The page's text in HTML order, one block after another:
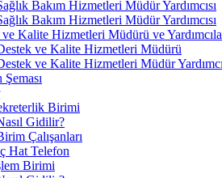
Bakım Hizmetleri Müdür Yardımcısı
Bakım Hizmetleri Müdür Yardımcısı
Kalite Hizmetleri Müdürü ve
ve Kalite Hizmetleri Müdürü
ve Kalite Hizmetleri Müdür
Birimi
Gidilir?
Çalışanları
Hat Telefon
Birimi